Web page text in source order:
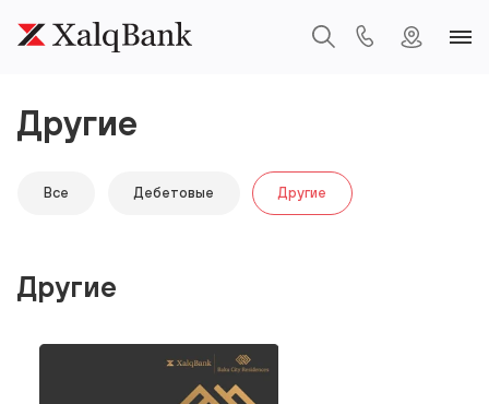
Другие
Все Дебетовые Другие
Другие